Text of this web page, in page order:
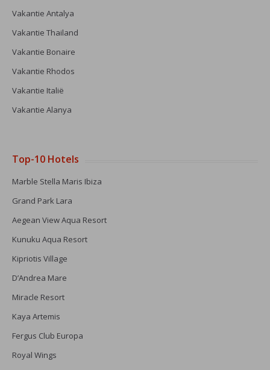
Vakantie Antalya
Vakantie Thailand
Vakantie Bonaire
Vakantie Rhodos
Vakantie Italië
Vakantie Alanya
Top-10 Hotels
Marble Stella Maris Ibiza
Grand Park Lara
Aegean View Aqua Resort
Kunuku Aqua Resort
Kipriotis Village
D’Andrea Mare
Miracle Resort
Kaya Artemis
Fergus Club Europa
Royal Wings